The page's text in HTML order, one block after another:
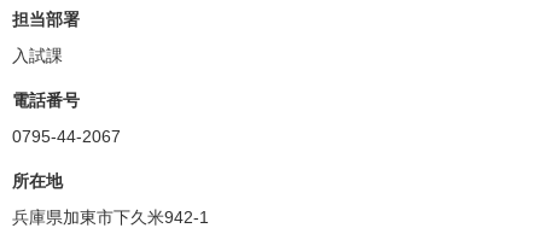
担当部署
入試課
電話番号
0795-44-2067
所在地
兵庫県加東市下久米942-1